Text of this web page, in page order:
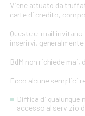
Viene attuato da
carte di credito,
Queste e-mail
inserirvi,
BdM non richiede
Ecco alcune semplici
Diffida di qualunque
accesso al servizio